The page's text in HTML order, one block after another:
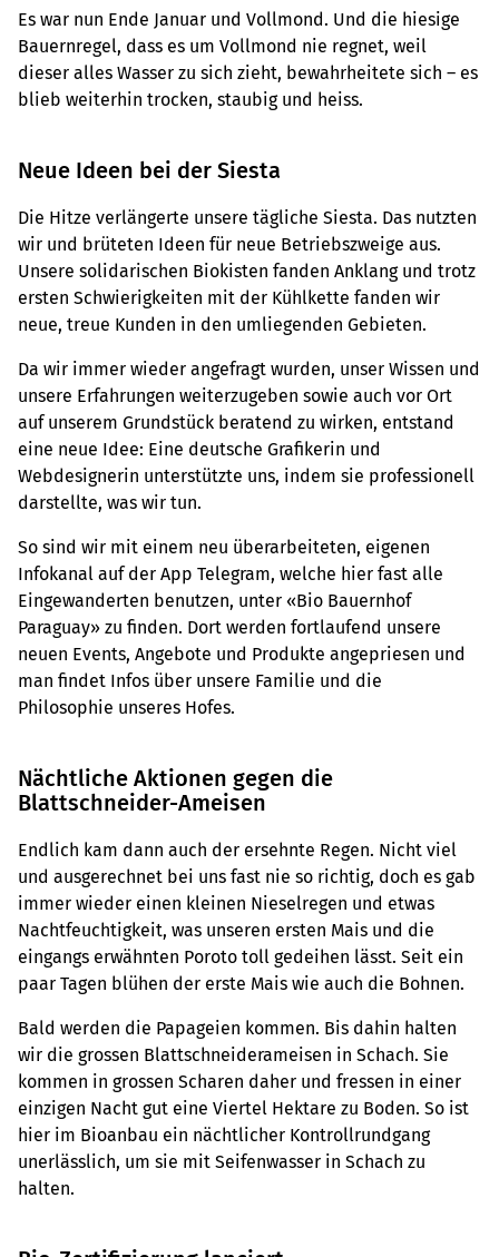
Es war nun Ende Januar und Vollmond. Und die hiesige
Bauernregel, dass es um Vollmond nie regnet, weil
dieser alles Wasser zu sich zieht, bewahrheitete sich – es
blieb weiterhin trocken, staubig und heiss.
Neue Ideen bei der Siesta
Die Hitze verlängerte unsere tägliche Siesta. Das nutzten
wir und brüteten Ideen für neue Betriebszweige aus.
Unsere solidarischen Biokisten fanden Anklang und trotz
ersten Schwierigkeiten mit der Kühlkette fanden wir
neue, treue Kunden in den umliegenden Gebieten.
Da wir immer wieder angefragt wurden, unser Wissen und
unsere Erfahrungen weiterzugeben sowie auch vor Ort
auf unserem Grundstück beratend zu wirken, entstand
eine neue Idee: Eine deutsche Grafikerin und
Webdesignerin unterstützte uns, indem sie professionell
darstellte, was wir tun.
So sind wir mit einem neu überarbeiteten, eigenen
Infokanal auf der App Telegram, welche hier fast alle
Eingewanderten benutzen, unter «Bio Bauernhof
Paraguay» zu finden. Dort werden fortlaufend unsere
neuen Events, Angebote und Produkte angepriesen und
man findet Infos über unsere Familie und die
Philosophie unseres Hofes.
Nächtliche Aktionen gegen die
Blattschneider-Ameisen
Endlich kam dann auch der ersehnte Regen. Nicht viel
und ausgerechnet bei uns fast nie so richtig, doch es gab
immer wieder einen kleinen Nieselregen und etwas
Nachtfeuchtigkeit, was unseren ersten Mais und die
eingangs erwähnten Poroto toll gedeihen lässt. Seit ein
paar Tagen blühen der erste Mais wie auch die Bohnen.
Bald werden die Papageien kommen. Bis dahin halten
wir die grossen Blattschneiderameisen in Schach. Sie
kommen in grossen Scharen daher und fressen in einer
einzigen Nacht gut eine Viertel Hektare zu Boden. So ist
hier im Bioanbau ein nächtlicher Kontrollrundgang
unerlässlich, um sie mit Seifenwasser in Schach zu
halten.